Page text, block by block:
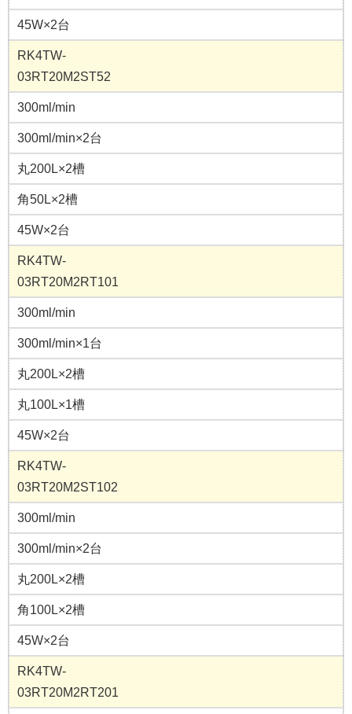
45W×2台
RK4TW-
03RT20M2ST52
300ml/min
300ml/min×2台
丸200L×2槽
角50L×2槽
45W×2台
RK4TW-
03RT20M2RT101
300ml/min
300ml/min×1台
丸200L×2槽
丸100L×1槽
45W×2台
RK4TW-
03RT20M2ST102
300ml/min
300ml/min×2台
丸200L×2槽
角100L×2槽
45W×2台
RK4TW-
03RT20M2RT201